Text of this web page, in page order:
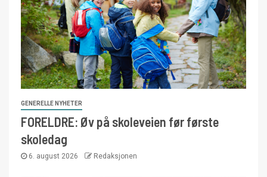
GENERELLE NYHETER
FORELDRE: Øv på skoleveien før første
skoledag
6. august 2026 Redaksjonen